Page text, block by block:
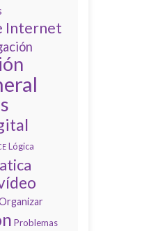
Internet
Lógica
Problemas